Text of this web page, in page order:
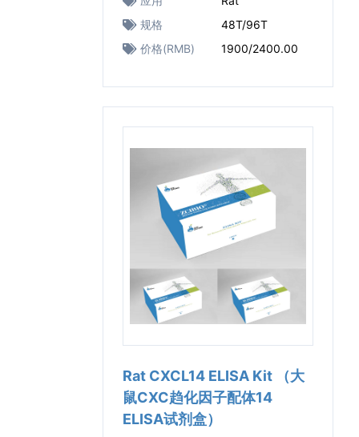
规格
48T/96T
价格(RMB)
1900/2400.00
Rat CXCL14 ELISA Kit （大
鼠CXC趋化因子配体14
ELISA试剂盒）